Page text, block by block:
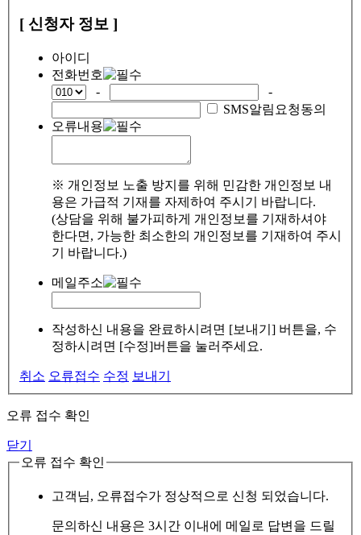
[ 신청자 정보 ]
아이디
전화번호
-
-
SMS알림요청동의
오류내용
※ 개인정보 노출 방지를 위해 민감한 개인정보 내
용은 가급적 기재를 자제하여 주시기 바랍니다.
(상담을 위해 불가피하게 개인정보를 기재하셔야
한다면, 가능한 최소한의 개인정보를 기재하여 주시
기 바랍니다.)
메일주소
작성하신 내용을 완료하시려면 [보내기] 버튼을, 수
정하시려면 [수정]버튼을 눌러주세요.
취소 오류접수 수정 보내기
오류 접수 확인
닫기
오류 접수 확인
고객님, 오류접수가 정상적으로 신청 되었습니다.
문의하신 내용은 3시간 이내에 메일로 답변을 드릴